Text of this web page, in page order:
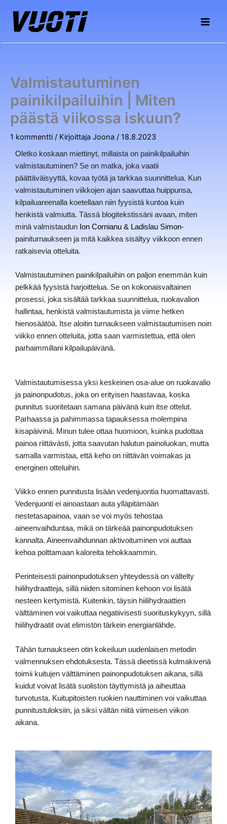
sisältöön
Valmistautuminen
painikilpailuihin | Miten
päästä viikossa iskuun?
1 kommentti / Kirjoittaja Joona / 18.8.2023
Oletko koskaan miettinyt, millaista on painikilpailuihin
valmistautuminen? Se on matka, joka vaatii
päättäväisyyttä, kovaa työtä ja tarkkaa suunnittelua. Kun
valmistautuminen viikkojen ajan saavuttaa huippunsa,
kilpailuareenalla koetellaan niin fyysistä kuntoa kuin
henkistä valmiutta. Tässä blogitekstissäni avaan, miten
minä valmistaudun Ion Cornianu & Ladislau Simon-
painiturnaukseen ja mitä kaikkea sisältyy viikkoon ennen
ratkaisevia otteluita.
Valmistautuminen painikilpailuihin on paljon enemmän kuin
pelkkää fyysistä harjoittelua. Se on kokonaisvaltainen
prosessi, joka sisältää tarkkaa suunnittelua, ruokavalion
hallintaa, henkistä valmistautumista ja viime hetken
hienosäätöä. Itse aloitin turnaukseen valmistautumisen noin
viikko ennen otteluita, jotta saan varmistettua, että olen
parhaimmillani kilpailupäivänä.
Valmistautumisessa yksi keskeinen osa-alue on ruokavalio
ja painonpudotus, joka on erityisen haastavaa, koska
punnitus suoritetaan samana päivänä kuin itse ottelut.
Parhaassa ja pahimmassa tapauksessa molempina
kisapäivinä. Minun tulee ottaa huomioon, kuinka pudottaa
painoa riittävästi, jotta saavutan halutun painoluokan, mutta
samalla varmistaa, että keho on riittävän voimakas ja
energinen otteluihin.
Viikko ennen punnitusta lisään vedenjuontia huomattavasti.
Vedenjuonti ei ainoastaan auta ylläpitämään
nestetasapainoa, vaan se voi myös tehostaa
aineenvaihduntaa, mikä on tärkeää painonpudotuksen
kannalta. Aineenvaihdunnan aktivoituminen voi auttaa
kehoa polttamaan kaloreita tehokkaammin.
Perinteisesti painonpudotuksen yhteydessä on vältelty
hiilihydraatteja, sillä niiden sitominen kehoon voi lisätä
nesteen kertymistä. Kuitenkin, täysin hiilihydraattien
välttäminen voi vaikuttaa negatiivisesti suorituskykyyn, sillä
hiilihydraatit ovat elimistön tärkein energianlähde.
Tähän turnaukseen otin kokeiluun uudenlaisen metodin
valmennuksen ehdotuksesta. Tässä dieetissä kulmakivenä
toimii kuitujen välttäminen painonpudotuksen aikana, sillä
kuidut voivat lisätä suoliston täyttymistä ja aiheuttaa
turvotusta. Kuitupitoisten ruokien nauttiminen voi vaikuttaa
punnitustuloksiin, ja siksi vältän niitä viimeisen viikon
aikana.